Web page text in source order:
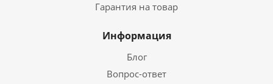
Гарантия на товар
Информация
Блог
Вопрос-ответ